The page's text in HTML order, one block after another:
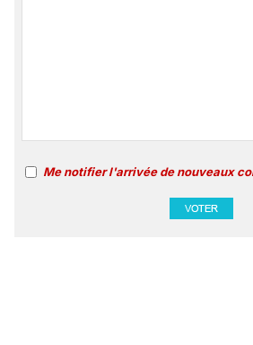
Me notifier l'arrivée de nouveaux